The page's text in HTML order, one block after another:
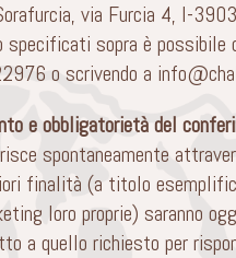
via Furcia 4, I-
sopra è
o scrivendo a
e obbligatorietà del
spontaneamente
finalità (a titolo
loro proprie) saranno
a quello richiesto per